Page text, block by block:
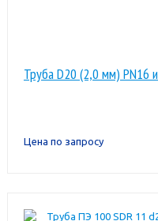
Труба D20 (2,0 мм) PN16
Цена по запросу